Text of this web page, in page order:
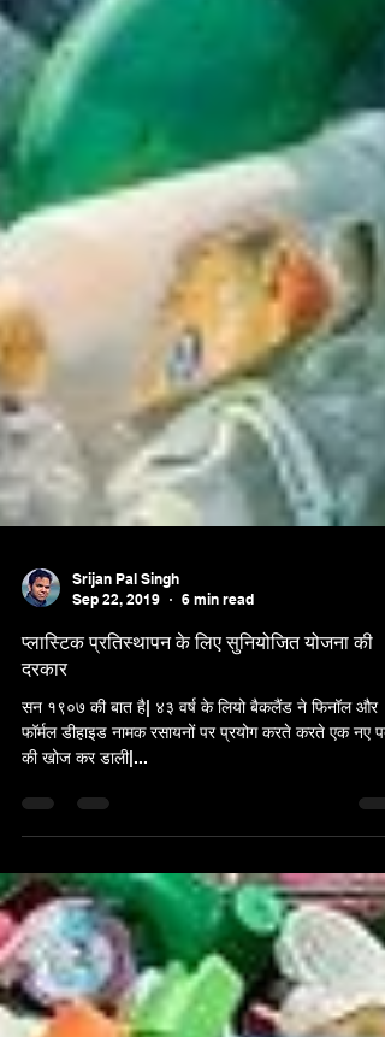
Srijan Pal Singh
Sep 22, 2019
6 min read
प्लास्टिक प्रतिस्थापन के लिए सुनियोजित योजना की
दरकार
सन १९०७ की बात है| ४३ वर्ष के लियो बैकलैंड ने फिनॉल और
की खोज कर डाली|...